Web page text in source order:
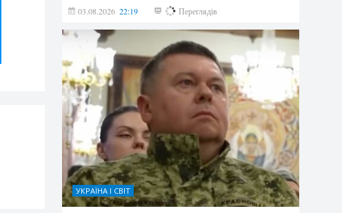
03.08.2026 22:19 837 Переглядів
УКРАЇНА І СВІТ